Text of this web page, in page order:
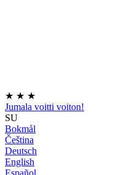
★ ★ ★
Jumala voitti voiton!
SU
Bokmål
Čeština
Deutsch
English
Español